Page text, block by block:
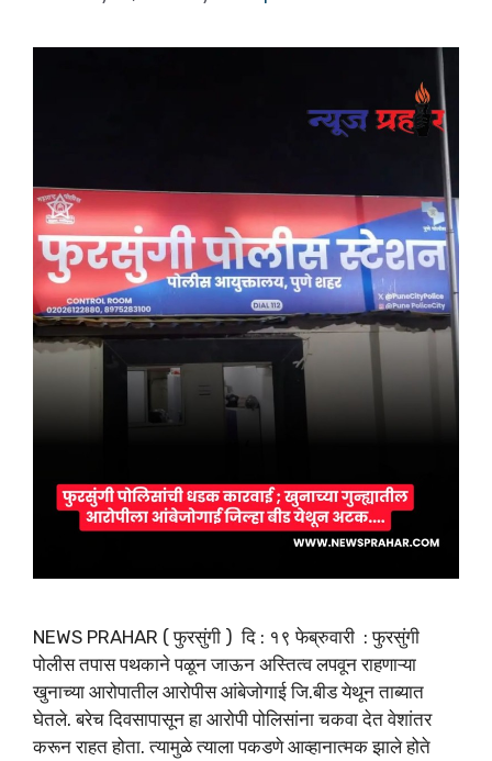
NEWS PRAHAR ( फुरसुंगी ) दि : १९ फेब्रुवारी ​: फुरसुंगी
पोलीस तपास पथकाने पळून जाऊन अस्तित्व लपवून राहणाऱ्या
खुनाच्या आरोपातील आरोपीस आंबेजोगाई जि.बीड येथून ताब्यात
घेतले. बरेच दिवसापासून हा आरोपी पोलिसांना चकवा देत वेशांतर
करून राहत होता. त्यामुळे त्याला पकडणे आव्हानात्मक झाले होते